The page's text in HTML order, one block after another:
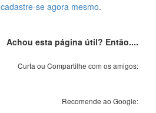
cadastre-se agora mesmo.
Achou esta página útil? Então....
Curta ou Compartilhe com os amigos:
Recomende ao Google: